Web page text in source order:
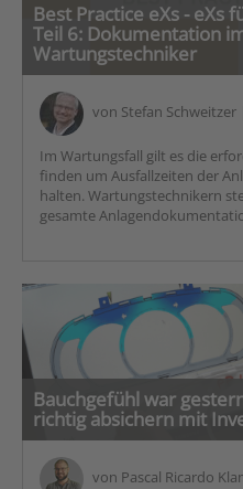
Best Practice eXs - eXs
Teil 6: Dokumentation
Wartungstechniker
von Stefan Schweitzer
Im Wartungsfall gilt es die
finden um Ausfallzeiten der
halten. Wartungstechnikern
gesamte
Bauchgefühl war
richtig absichern mit
von Pascal Ricardo